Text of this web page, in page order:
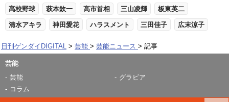
高校野球 萩本欽一 高市首相 三山凌輝 板東英二
清水アキラ 神田愛花 ハラスメント 三田佳子 広末涼子
日刊ゲンダイDIGITAL 芸能 芸能ニュース 記事
芸能
芸能
グラビア
コラム